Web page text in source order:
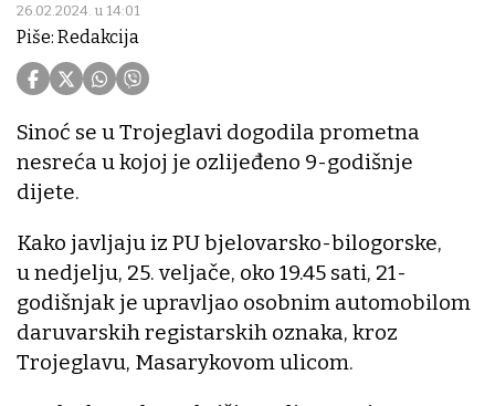
26.02.2024. u 14:01
Piše: Redakcija
Sinoć se u Trojeglavi dogodila prometna
nesreća u kojoj je ozlijeđeno 9-godišnje
dijete.
Kako javljaju iz PU bjelovarsko-bilogorske,
u nedjelju, 25. veljače, oko 19.45 sati, 21-
godišnjak je upravljao osobnim automobilom
daruvarskih registarskih oznaka, kroz
Trojeglavu, Masarykovom ulicom.